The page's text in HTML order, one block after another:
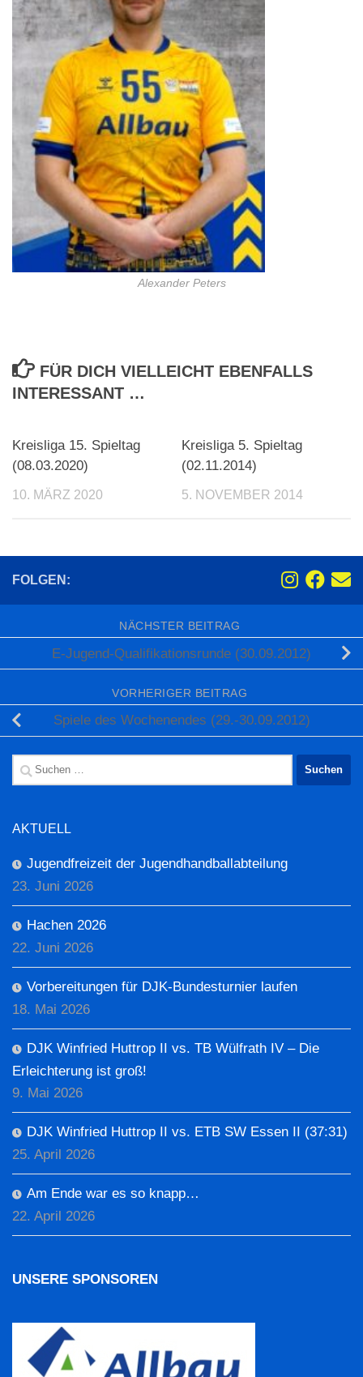
Alexander Peters
FÜR DICH VIELLEICHT EBENFALLS
INTERESSANT …
Kreisliga 15. Spieltag
(08.03.2020)
10. MÄRZ 2020
Kreisliga 5. Spieltag
(02.11.2014)
5. NOVEMBER 2014
FOLGEN:
NÄCHSTER BEITRAG
E-Jugend-Qualifikationsrunde (30.09.2012)
VORHERIGER BEITRAG
Spiele des Wochenendes (29.-30.09.2012)
Suchen
nach:
AKTUELL
Jugendfreizeit der Jugendhandballabteilung
23. Juni 2026
Hachen 2026
22. Juni 2026
Vorbereitungen für DJK-Bundesturnier laufen
18. Mai 2026
DJK Winfried Huttrop II vs. TB Wülfrath IV – Die
Erleichterung ist groß!
9. Mai 2026
DJK Winfried Huttrop II vs. ETB SW Essen II (37:31)
25. April 2026
Am Ende war es so knapp…
22. April 2026
UNSERE SPONSOREN